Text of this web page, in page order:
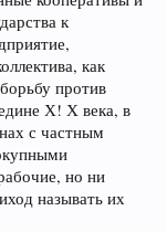
к
как
против
Х! Х века, в
с частным
но ни
называть их